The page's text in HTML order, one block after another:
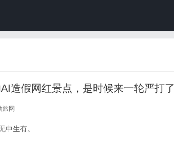
造假网红景点，是时候来一轮严打了
旅网
中生有。